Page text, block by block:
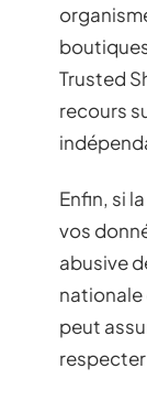
Trusted
recours
Enfin, si
vos
abusive
nationale
peut